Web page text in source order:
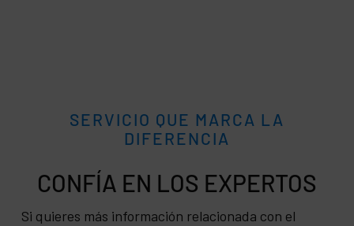
SERVICIO QUE MARCA LA
DIFERENCIA
CONFÍA
Si quieres más información relacionada con el